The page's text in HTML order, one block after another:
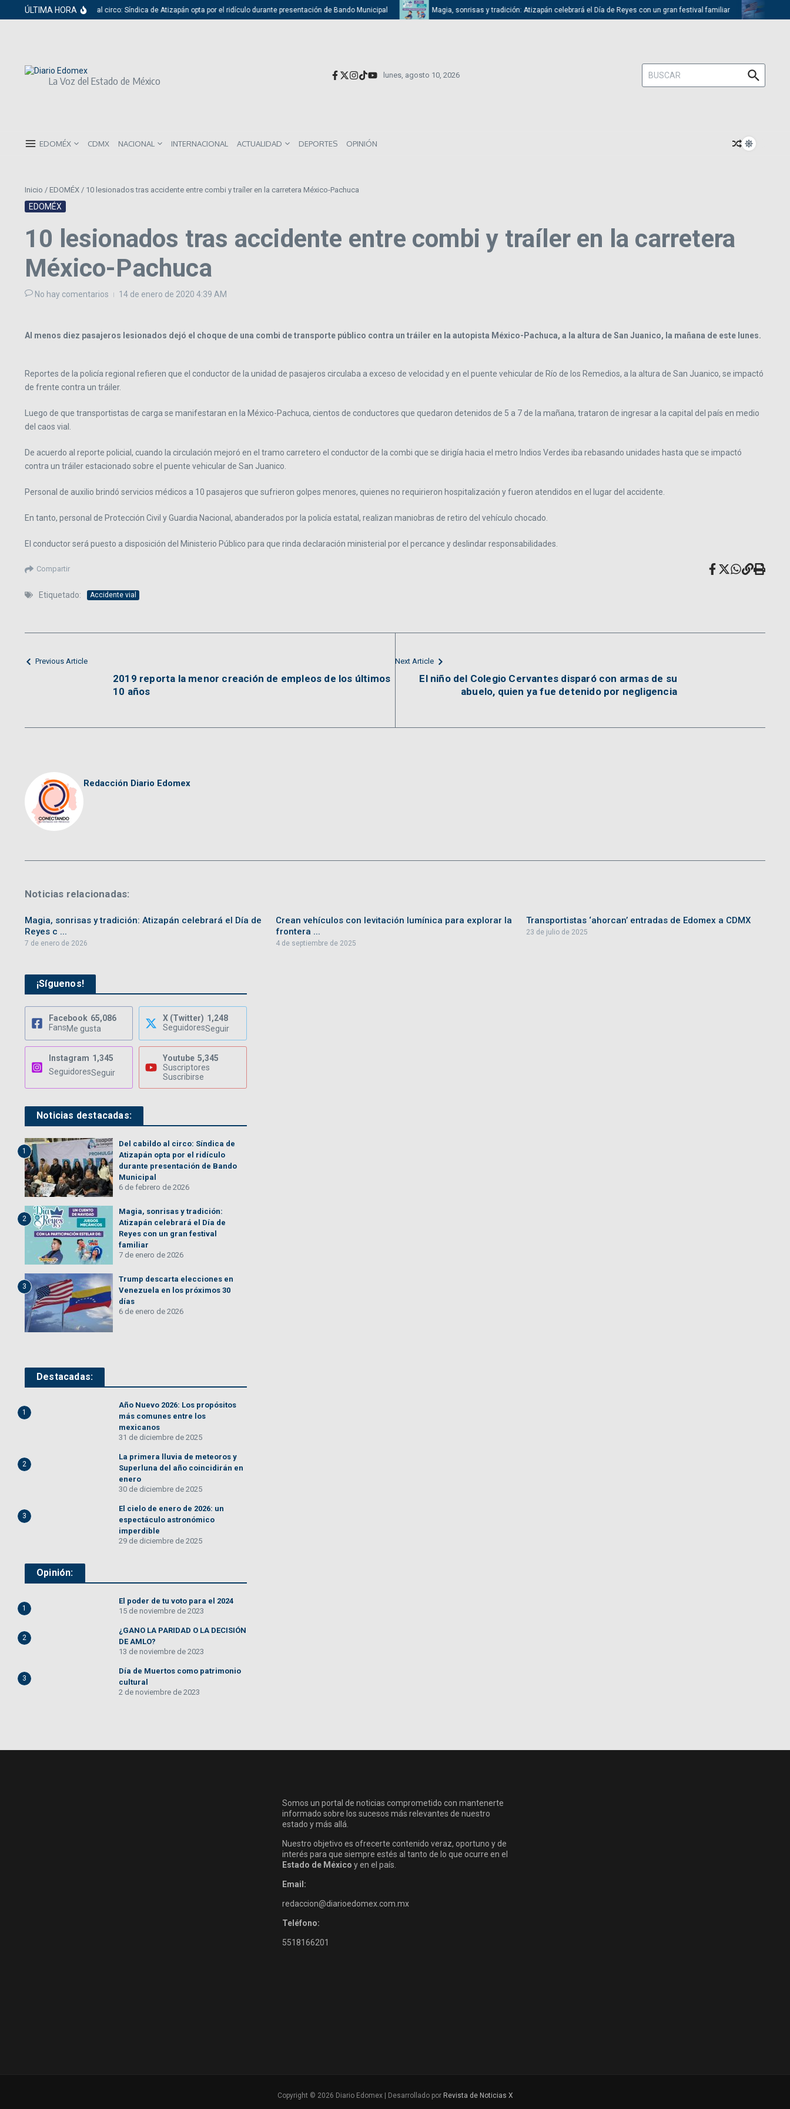
Saltar al contenido
ÚLTIMA HORA
Del cabildo al circo: Síndica de Atizapán opta por el ridículo durante presentación de Bando Municipal Magia, sonrisas y tradición: Atizapán celebrará el Día de Reyes con un gran festival familiar
La Voz del Estado de México lunes, agosto 10, 2026
Buscar:
EDOMÉX CDMX NACIONAL INTERNACIONAL ACTUALIDAD DEPORTES OPINIÓN
Inicio / EDOMÉX / 10 lesionados tras accidente entre combi y traíler en la carretera México-Pachuca
EDOMÉX
10 lesionados tras accidente entre combi y traíler en la carretera
México-Pachuca
No hay comentarios 14 de enero de 2020 4:39 AM
Al menos diez pasajeros lesionados dejó el choque de una combi de transporte público contra un tráiler en la autopista México-Pachuca, a la altura de San Juanico, la mañana de este lunes.
Reportes de la policía regional refieren que el conductor de la unidad de pasajeros circulaba a exceso de velocidad y en el puente vehicular de Río de los Remedios, a la altura de San Juanico, se impactó
de frente contra un tráiler.
Luego de que transportistas de carga se manifestaran en la México-Pachuca, cientos de conductores que quedaron detenidos de 5 a 7 de la mañana, trataron de ingresar a la capital del país en medio
del caos vial.
De acuerdo al reporte policial, cuando la circulación mejoró en el tramo carretero el conductor de la combi que se dirigía hacia el metro Indios Verdes iba rebasando unidades hasta que se impactó
contra un tráiler estacionado sobre el puente vehicular de San Juanico.
Personal de auxilio brindó servicios médicos a 10 pasajeros que sufrieron golpes menores, quienes no requirieron hospitalización y fueron atendidos en el lugar del accidente.
En tanto, personal de Protección Civil y Guardia Nacional, abanderados por la policía estatal, realizan maniobras de retiro del vehículo chocado.
El conductor será puesto a disposición del Ministerio Público para que rinda declaración ministerial por el percance y deslindar responsabilidades.
Compartir
Etiquetado: Accidente vial
Previous Article
2019 reporta la menor creación de empleos de los últimos
10 años
Next Article
El niño del Colegio Cervantes disparó con armas de su
abuelo, quien ya fue detenido por negligencia
Redacción Diario Edomex
Noticias relacionadas:
Magia, sonrisas y tradición: Atizapán celebrará el Día de
Reyes c ...
7 de enero de 2026
Crean vehículos con levitación lumínica para explorar la
frontera ...
4 de septiembre de 2025
Transportistas ‘ahorcan’ entradas de Edomex a CDMX
23 de julio de 2025
¡Síguenos!
Facebook 65,086
FansMe gusta
X (Twitter) 1,248
SeguidoresSeguir
Instagram 1,345
SeguidoresSeguir
Youtube 5,345
Suscriptores
Suscribirse
Noticias destacadas:
1
Del cabildo al circo: Síndica de
Atizapán opta por el ridículo
durante presentación de Bando
Municipal
6 de febrero de 2026
2
Magia, sonrisas y tradición:
Atizapán celebrará el Día de
Reyes con un gran festival
familiar
7 de enero de 2026
3
Trump descarta elecciones en
Venezuela en los próximos 30
días
6 de enero de 2026
Destacadas:
1
Año Nuevo 2026: Los propósitos
más comunes entre los
mexicanos
31 de diciembre de 2025
2
La primera lluvia de meteoros y
Superluna del año coincidirán en
enero
30 de diciembre de 2025
3
El cielo de enero de 2026: un
espectáculo astronómico
imperdible
29 de diciembre de 2025
Opinión:
1
El poder de tu voto para el 2024
15 de noviembre de 2023
2
¿GANO LA PARIDAD O LA DECISIÓN
DE AMLO?
13 de noviembre de 2023
3
Día de Muertos como patrimonio
cultural
2 de noviembre de 2023
Somos un portal de noticias comprometido con mantenerte
informado sobre los sucesos más relevantes de nuestro
estado y más allá.
Nuestro objetivo es ofrecerte contenido veraz, oportuno y de
interés para que siempre estés al tanto de lo que ocurre en el
Estado de México y en el país.
Email:
redaccion@diarioedomex.com.mx
Teléfono:
5518166201
Copyright © 2026 Diario Edomex | Desarrollado por Revista de Noticias X